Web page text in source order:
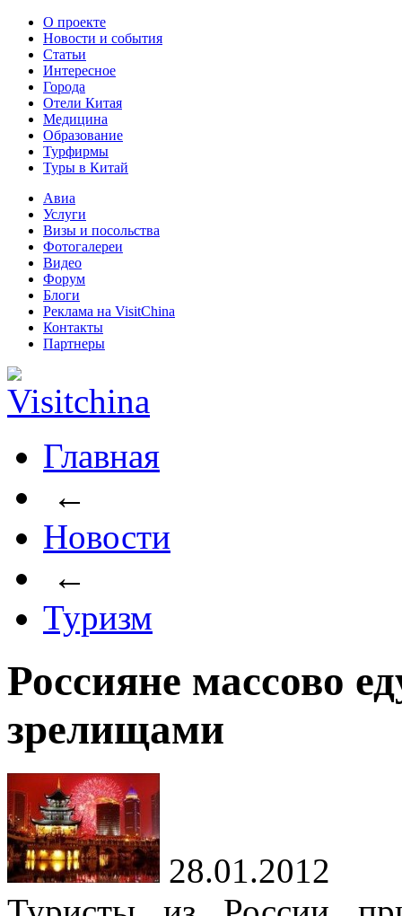
О проекте
Новости и события
Статьи
Интересное
Города
Отели Китая
Медицина
Образование
Турфирмы
Туры в Китай
Авиа
Услуги
Визы и посольства
Фотогалереи
Видео
Форум
Блоги
Реклама на VisitChina
Контакты
Партнеры
Главная
←
Новости
←
Туризм
Россияне массово
зрелищами
28.01.2012